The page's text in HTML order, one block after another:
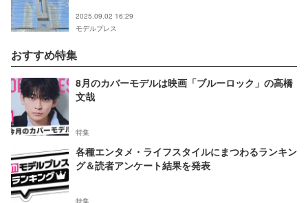
2025.09.02 16:29
モデルプレス
おすすめ特集
8月のカバーモデルは映画「ブルーロック」の高橋
文哉
特集
各種エンタメ・ライフスタイルにまつわるランキン
グ＆読者アンケート結果を発表
特集